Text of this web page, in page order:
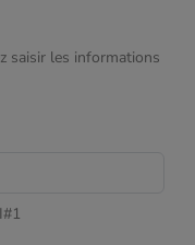
saisir les informations